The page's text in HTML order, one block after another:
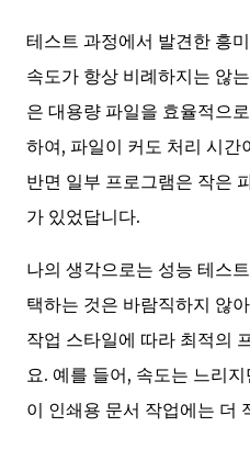
테스트 과정에서 발견한 흥
속도가 항상 비례하지는 않
은 대용량 파일을 효율적으
하여, 파일이 커도 처리 시간
반면 일부 프로그램은 작은
가 있었답니다.
나의 생각으로는 성능 테스
택하는 것은 바람직하지 않
작업 스타일에 따라 최적의
요. 예를 들어, 속도는 느리
이 인쇄용 문서 작업에는 더